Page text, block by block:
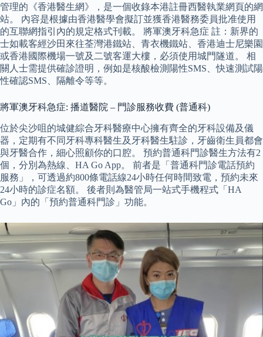
管理的《香港醫生網》，是一個收錄本港註冊西醫執業網頁的網
站。 內容是根據由香港醫學會擬訂並獲香港醫務委員批准使用
的互聯網指引內的規定格式刊載。 將軍澳牙科急症 註：新界的
士如載客經沙田來往荃灣港鐵站、青衣機鐵站、香港迪士尼樂園
或香港國際機場一號及二號客運大樓，必須使用城門隧道。 相
關人士需提供確診證明，例如是核酸檢測陽性SMS、快速測試陽
性確認SMS、隔離令等等。
將軍澳牙科急症: 播道醫院 – 門診服務收費 (普通科)
位於尖沙咀的城健綜合牙科醫療中心擁有齊全的牙科設備及儀
器，定期有不同牙科專科醫生及牙科醫生駐診，牙齒衛生員都會
與牙醫合作，細心照顧你的口腔。 預約普通科門診醫生方法有2
個，分別為熱線、HA Go App。 前者是「普通科門診電話預約
服務」，可透過約800條電話線24小時任何時間致電，預約未來
24小時的診症名額。 後者則為醫管局一站式手機程式「HA
Go」內的「預約普通科門診」功能。